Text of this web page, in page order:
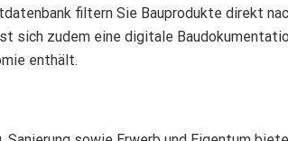
filtern Sie Bauprodukte direkt
sich zudem eine digitale
enthält.